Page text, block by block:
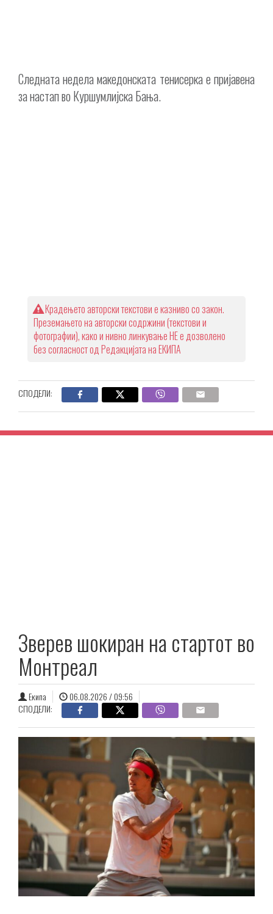
Следната недела македонската тенисерка е пријавена
за настап во Куршумлијска Бања.
Крадењето авторски текстови е казниво со закон.
Преземањето на авторски содржини (текстови и
фотографии), како и нивно линкување НЕ е дозволено
без согласност од Редакцијата на ЕКИПА
СПОДЕЛИ:
Зверев шокиран на стартот во
Монтреал
Екипа
06.08.2026 / 09:56
СПОДЕЛИ: